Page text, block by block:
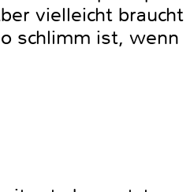
vielleicht braucht
schlimm ist, wenn